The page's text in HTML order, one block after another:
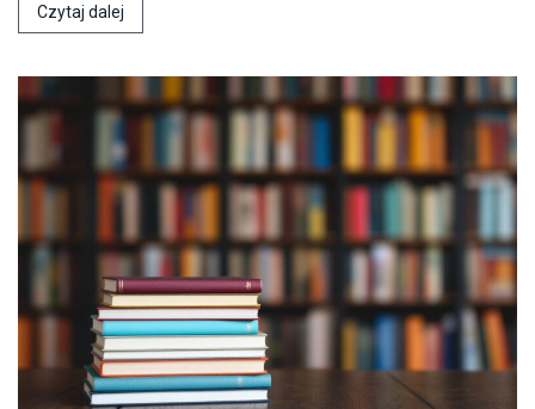
Czytaj dalej